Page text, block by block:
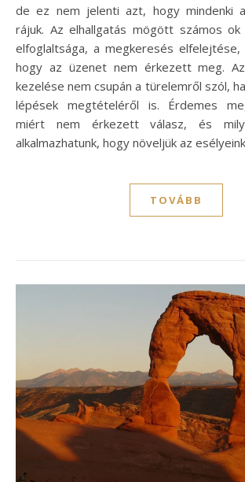
de ez nem jelenti azt, hogy mindenki
rájuk. Az elhallgatás mögött számos
elfoglaltsága, a megkeresés
hogy az üzenet nem érkezett meg.
kezelése nem csupán a türelemről szól,
lépések megtételéről is. Érdemes
miért nem érkezett válasz, és
alkalmazhatunk, hogy növeljük az
TOVÁBB